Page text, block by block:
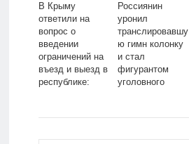
В Крыму
ответили на
вопрос о
введении
ограничений на
въезд и выезд в
республике:
Россиянин
уронил
транслировавшу
ю гимн колонку
и стал
фигурантом
уголовного
Россия: Lenta.ru